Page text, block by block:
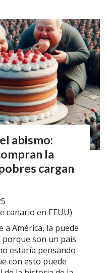
abismo:
la
cargan
canario en EEUU)
a América, la puede
porque son un país
estaría pensando
con esto puede